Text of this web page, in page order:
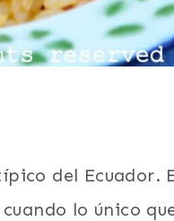
del Ecuador.
lo único